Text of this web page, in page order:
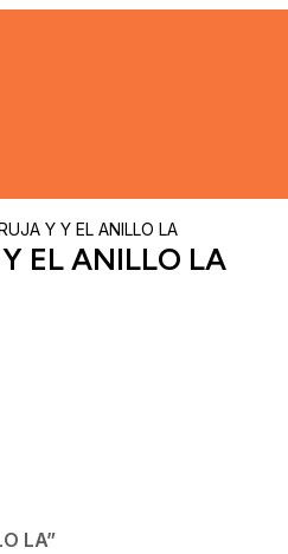
Y Y EL ANILLO LA
EL ANILLO LA
LA”